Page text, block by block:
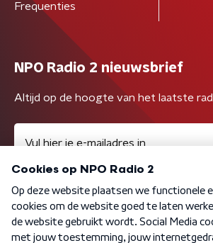
Frequenties
NPO Radio 2 nieuwsbrief
Altijd op de hoogte van het laatste
Algemene voorwaarden